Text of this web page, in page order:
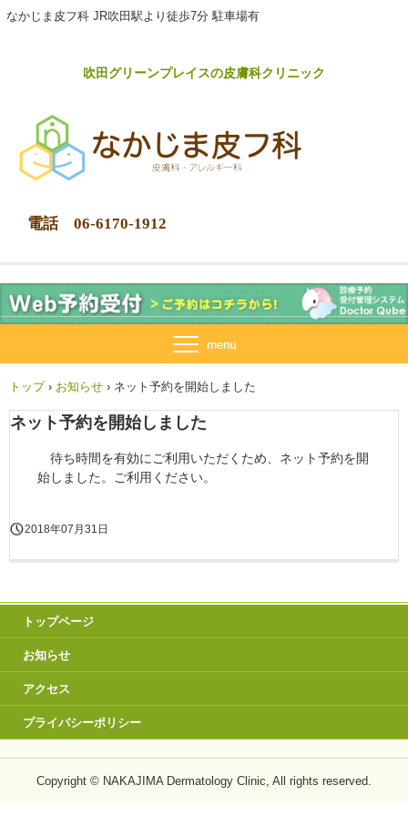
吹田グリーンプレイスの皮膚科クリニック
なかじま皮フ科 JR吹田駅より徒歩7分 駐車場有
電話 06-6170-1912
トップ › お知らせ › ネット予約を開始しました
ネット予約を開始しました
待ち時間を有効にご利用いただくため、ネット予約を開
始しました。ご利用ください。
2018年07月31日
トップページ
お知らせ
アクセス
プライバシーポリシー
Copyright © NAKAJIMA Dermatology Clinic, All rights reserved.